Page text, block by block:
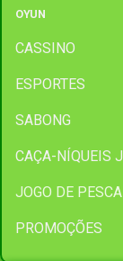
OYUN
CASSINO
ESPORTES
SABONG
CAÇA-NÍQUEIS
JOGO DE PESCA
PROMOÇÕES